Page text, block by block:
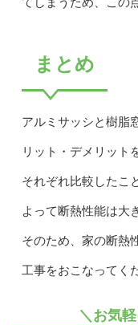
まとめ
アルミサッシと樹脂
リット・デメリット
それぞれ比較したこ
よって断熱性能は大
そのため、家の断熱
工事をおこなってく
＼お気